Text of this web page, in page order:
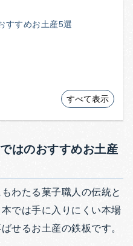
すすめお土産5選
すべて表示
はのおすすめお土産
わたる菓子職人の伝統と
では手に入りにくい本場
せるお土産の鉄板です。